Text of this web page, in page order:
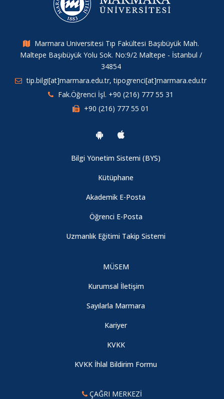
Marmara Universitesi Tıp Fakültesi Başıbüyük Mah.
Maltepe Başıbüyük Yolu Sok. No:9/2 Maltepe - İstanbul /
34854
tip.bilgi[at]marmara.edu.tr, tipogrenci[at]marmara.edu.tr
Fak.Öğrenci İşl. +90 (216) 777 55 31
+90 (216) 777 55 01
Bilgi Yönetim Sistemi (BYS)
Kütüphane
Akademik E-Posta
Öğrenci E-Posta
Uzmanlık Eğitimi Takip Sistemi
MÜSEM
Kurumsal İletişim
Sayılarla Marmara
Kariyer
KVKK
KVKK İhlal Bildirim Formu
ÇAĞRI MERKEZİ